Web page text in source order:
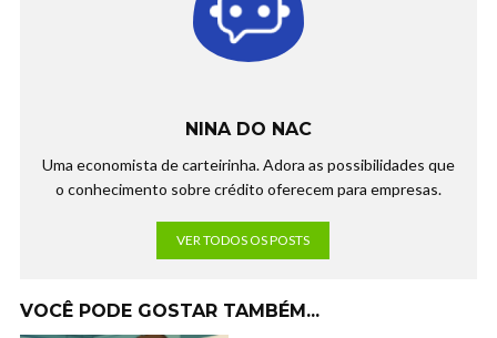
NINA DO NAC
Uma economista de carteirinha. Adora as possibilidades que
o conhecimento sobre crédito oferecem para empresas.
VER TODOS OS POSTS
VOCÊ PODE GOSTAR TAMBÉM...